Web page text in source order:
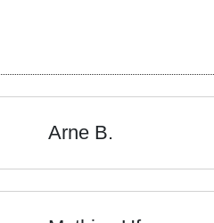
Arne B.